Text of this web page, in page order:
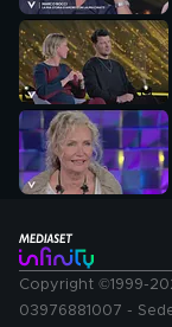
Copyright ©1999-
03976881007 -